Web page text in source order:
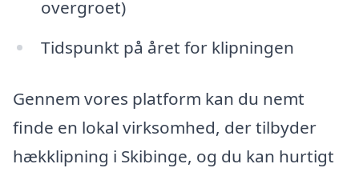
overgroet)
Tidspunkt på året for klipningen
Gennem vores platform kan du nemt
finde en lokal virksomhed, der tilbyder
hækklipning i Skibinge, og du kan hurtigt